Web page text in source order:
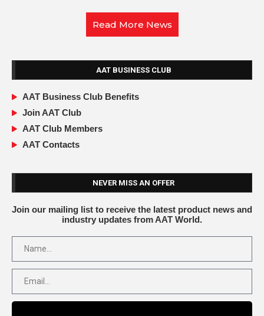
Read More News
AAT BUSINESS CLUB
AAT Business Club Benefits
Join AAT Club
AAT Club Members
AAT Contacts
NEVER MISS AN OFFER
Join our mailing list to receive the latest product news and
industry updates from AAT World.